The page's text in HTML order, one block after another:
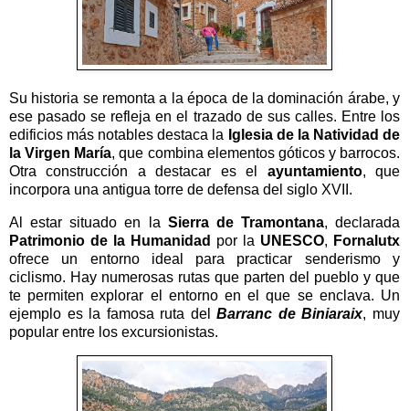
Su historia se remonta a la época de la dominación árabe, y
ese pasado se refleja en el trazado de sus calles. Entre los
edificios más notables destaca la Iglesia de la Natividad de
la Virgen María, que combina elementos góticos y barrocos.
Otra construcción a destacar es el ayuntamiento, que
incorpora una antigua torre de defensa del siglo XVII.
Al estar situado en la Sierra de Tramontana, declarada
Patrimonio de la Humanidad por la UNESCO, Fornalutx
ofrece un entorno ideal para practicar senderismo y
ciclismo. Hay numerosas rutas que parten del pueblo y que
te permiten explorar el entorno en el que se enclava. Un
ejemplo es la famosa ruta delBarranc de Biniaraix, muy
popular entre los excursionistas.